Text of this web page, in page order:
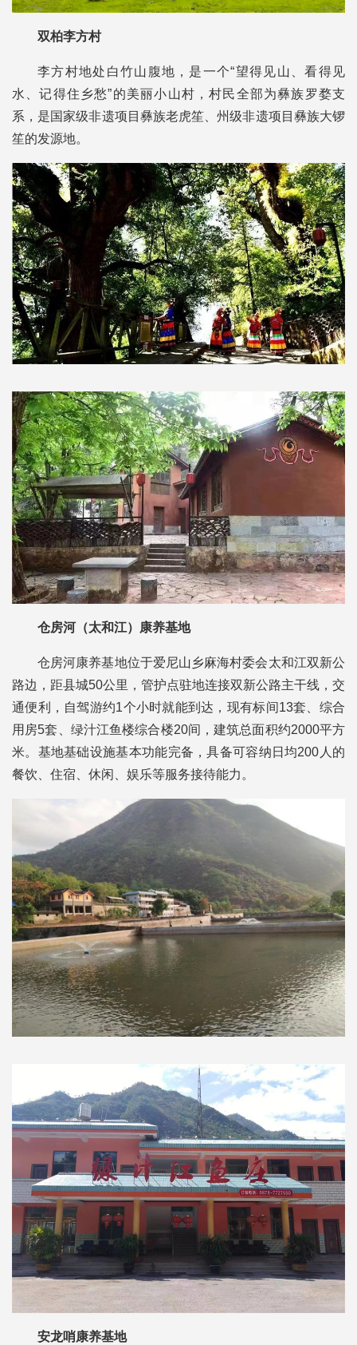
双柏李方村
李方村地处白竹山腹地，是一个“望得见山、看得见
水、记得住乡愁”的美丽小山村，村民全部为彝族罗婺支
系，是国家级非遗项目彝族老虎笙、州级非遗项目彝族大锣
笙的发源地。
仓房河（太和江）康养基地
仓房河康养基地位于爱尼山乡麻海村委会太和江双新公
路边，距县城50公里，管护点驻地连接双新公路主干线，交
通便利，自驾游约1个小时就能到达，现有标间13套、综合
用房5套、绿汁江鱼楼综合楼20间，建筑总面积约2000平方
米。基地基础设施基本功能完备，具备可容纳日均200人的
餐饮、住宿、休闲、娱乐等服务接待能力。
安龙哨康养基地